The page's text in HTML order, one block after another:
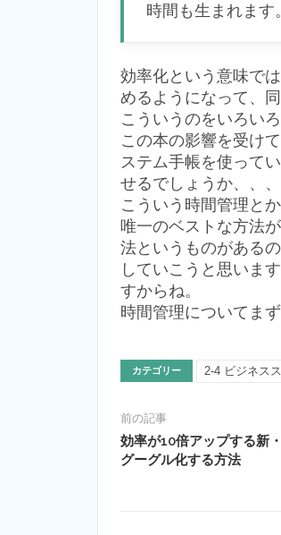
時間も生まれます
効率化という意味で
めるようになって、
こういうのをいろい
この本の影響を受け
ステム手帳を使って
せるでしょうか、、、
こういう時間管理と
唯一のベストな方法
法というものがある
していこうと思いま
すからね。
時間管理についてま
カテゴリー 2-4 ビジネス
前の記事
効率が10倍アップする新
グーグル化する方法